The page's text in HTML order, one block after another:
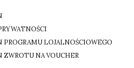
PROGRAMU LOJALNOŚCIOWEGO
ZWROTU NA VOUCHER